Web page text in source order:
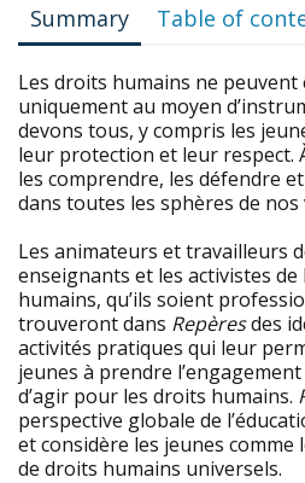
Summary Table of
Les droits humains ne peuvent
uniquement au moyen
devons tous, y compris les
leur protection et leur respect.
les comprendre, les défendre
dans toutes les sphères de nos
Les animateurs et travailleurs
enseignants et les activistes de
humains, qu’ils soient
trouveront dans Repèresdes
activités pratiques qui leur
jeunes à prendre
d’agir pour les droits humains.
perspective globale de
et considère les jeunes comme
de droits humains universels.